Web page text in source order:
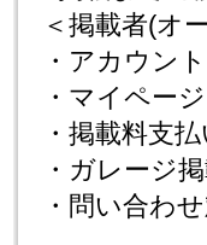
＜掲載者(オ
・アカウン
・マイペー
・掲載料支払
・ガレージ
・問い合わ